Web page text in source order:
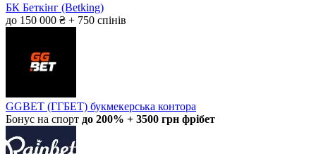
БК Беткінг (Betking)
до 150 000 ₴ + 750 спінів
GGBET (ГГБЕТ) букмекерська контора
Бонус на спорт до 200% + 3500 грн фрібет